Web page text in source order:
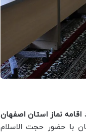
نماز استان اصفهان
با حضور حجت الاسلام